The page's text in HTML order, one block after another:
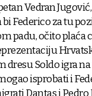
Vedran
Federico za tu
padu, očito plaća
Soldo igra
isprobati i
Dantas i